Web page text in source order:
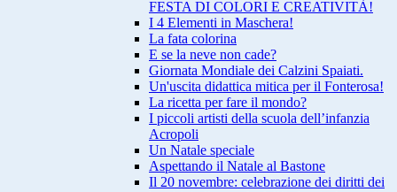
FESTA DI COLORI E CREATIVITÀ!
I 4 Elementi in Maschera!
La fata colorina
E se la neve non cade?
Giornata Mondiale dei Calzini Spaiati.
Un'uscita didattica mitica per il Fonterosa!
La ricetta per fare il mondo?
I piccoli artisti della scuola dell’infanzia
Acropoli
Un Natale speciale
Aspettando il Natale al Bastone
Il 20 novembre: celebrazione dei diritti dei